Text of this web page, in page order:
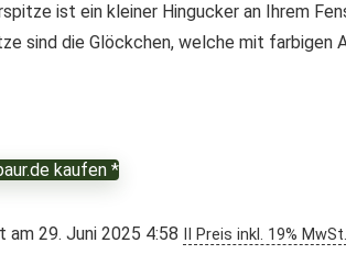
ist ein kleiner Hingucker an Ihrem
sind die Glöckchen, welche mit
kaufen *
am 29. Juni 2025 4:58 II Preis inkl. 19% MwSt.